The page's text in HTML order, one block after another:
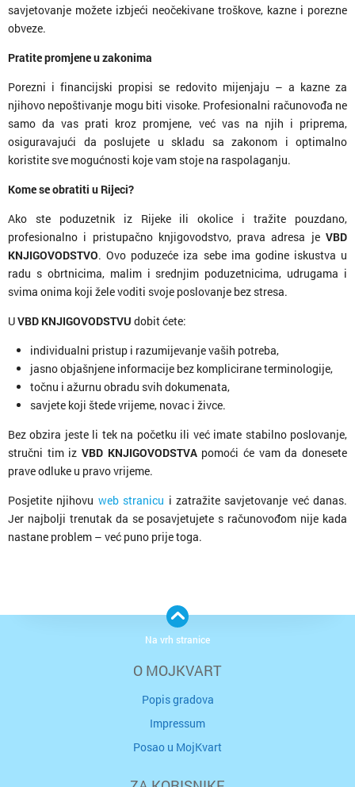
savjetovanje možete izbjeći neočekivane troškove, kazne i porezne
obveze.
Pratite promjene u zakonima
Porezni i financijski propisi se redovito mijenjaju – a kazne za
njihovo nepoštivanje mogu biti visoke. Profesionalni računovođa ne
samo da vas prati kroz promjene, već vas na njih i priprema,
osiguravajući da poslujete u skladu sa zakonom i optimalno
koristite sve mogućnosti koje vam stoje na raspolaganju.
Kome se obratiti u Rijeci?
Ako ste poduzetnik iz Rijeke ili okolice i tražite pouzdano,
profesionalno i pristupačno knjigovodstvo, prava adresa je VBD
KNJIGOVODSTVO. Ovo poduzeće iza sebe ima godine iskustva u
radu s obrtnicima, malim i srednjim poduzetnicima, udrugama i
svima onima koji žele voditi svoje poslovanje bez stresa.
UVBD KNJIGOVODSTVU dobit ćete:
individualni pristup i razumijevanje vaših potreba,
jasno objašnjene informacije bez komplicirane terminologije,
točnu i ažurnu obradu svih dokumenata,
savjete koji štede vrijeme, novac i živce.
Bez obzira jeste li tek na početku ili već imate stabilno poslovanje,
stručni tim iz VBD KNJIGOVODSTVApomoći će vam da donesete
prave odluke u pravo vrijeme.
Posjetite njihovu web stranicu i zatražite savjetovanje već danas.
Jer najbolji trenutak da se posavjetujete s računovođom nije kada
nastane problem – već puno prije toga.
O MOJKVART
Popis gradova
Impressum
Posao u MojKvart
Na vrh stranice